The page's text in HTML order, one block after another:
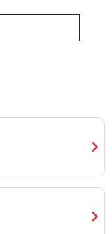
chevron_right
chevron_right